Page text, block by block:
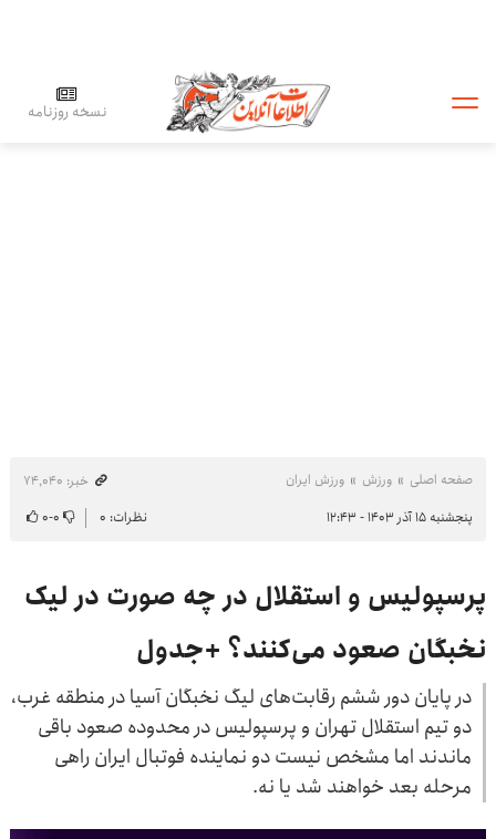
نسخه روزنامه
صفحه اصلی ورزش ورزش ایران
خبر: ۷۴٬۰۴۰
پنجشنبه ۱۵ آذر ۱۴۰۳ - ۱۲:۴۳
نظرات: ۰ ۰-۰
پرسپولیس و استقلال در چه صورت در لیک
نخبگان صعود می‌کنند؟ +جدول
در پایان دور ششم رقابت‌های لیگ نخبگان آسیا در منطقه غرب،
دو تیم استقلال تهران و پرسپولیس در محدوده صعود باقی
ماندند اما مشخص نیست دو نماینده فوتبال ایران راهی
مرحله بعد خواهند شد یا نه.